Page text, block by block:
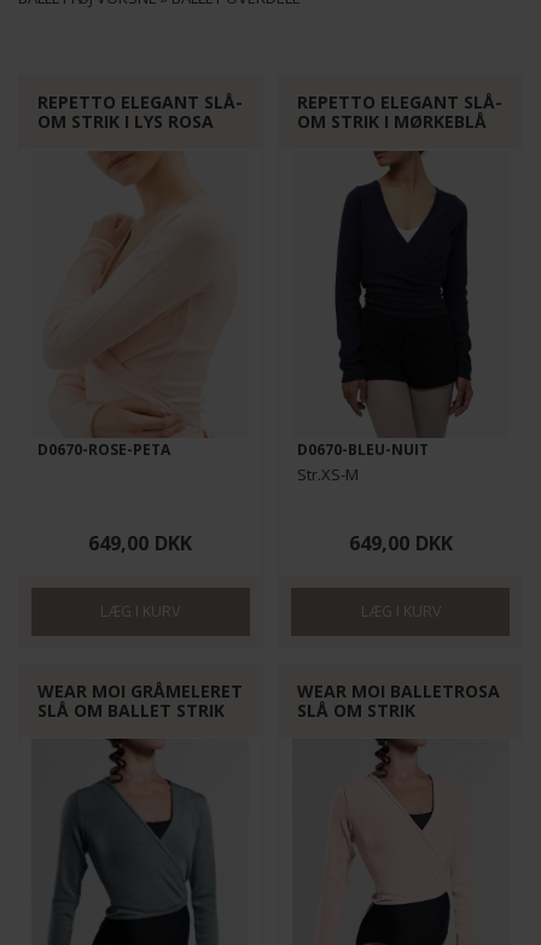
REPETTO ELEGANT SLÅ-
OM STRIK I LYS ROSA
D0670-ROSE-PETA
649,00 DKK
REPETTO ELEGANT SLÅ-
OM STRIK I MØRKEBLÅ
D0670-BLEU-NUIT
Str.XS-M
649,00 DKK
WEAR MOI GRÅMELERET
SLÅ OM BALLET STRIK
WEAR MOI BALLETROSA
SLÅ OM STRIK